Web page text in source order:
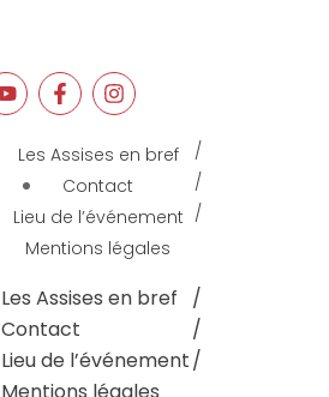
Les Assises en bref
Contact
Lieu de l’événement
Mentions légales
Les Assises en bref
Contact
Lieu de l’événement